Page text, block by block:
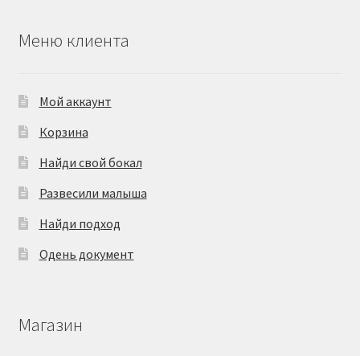
Меню клиента
Мой аккаунт
Корзина
Найди свой бокал
Развесили малыша
Найди подход
Одень документ
Магазин